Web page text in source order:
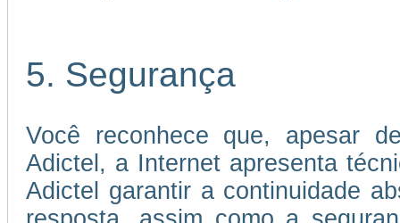
5. Segurança
Você reconhece que, apesar
Adictel, a Internet apresenta
Adictel garantir a continuidade